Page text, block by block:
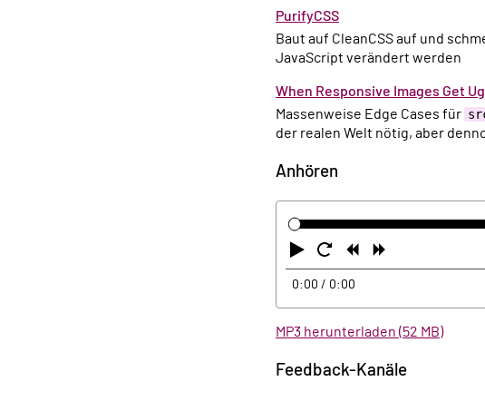
PurifyCSS
Baut auf CleanCSS auf und schmeisst unnützen CSS Code weg, checkt allerdings, welche Klassen durch
JavaScript verändert werden
When Responsive Images Get
Massenweise Edge Cases für
der realen Welt nötig, aber
Anhören
Abspielen
Neustart
Zurück
0:00 / 0:00
MP3 herunterladen (52 MB)
Feedback-Kanäle